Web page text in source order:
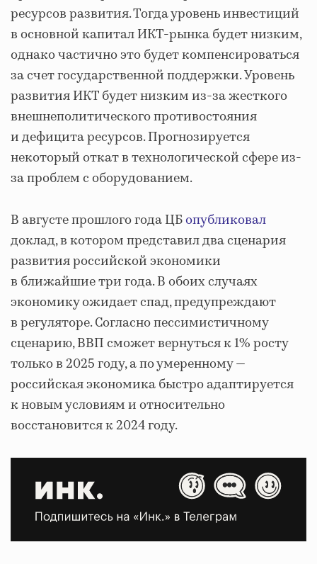
ресурсов развития. Тогда уровень инвестиций
в основной капитал ИКТ-рынка будет низким,
однако частично это будет компенсироваться
за счет государственной поддержки. Уровень
развития ИКТ будет низким из-за жесткого
внешнеполитического противостояния
и дефицита ресурсов. Прогнозируется
некоторый откат в технологической сфере из-
за проблем с оборудованием.
В августе прошлого года ЦБопубликовал
доклад, в котором представил два сценария
развития российской экономики
в ближайшие три года. В обоих случаях
экономику ожидает спад, предупреждают
в регуляторе. Согласно пессимистичному
сценарию, ВВП сможет вернуться к 1% росту
только в 2025 году, а по умеренному —
российская экономика быстро адаптируется
к новым условиям и относительно
восстановится к 2024 году.